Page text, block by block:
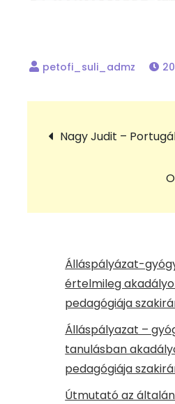
Nagy Judit –
Álláspályázat-
értelmileg
pedagógiája
Álláspályazat –
tanulásban
pedagógiája
Útmutató az